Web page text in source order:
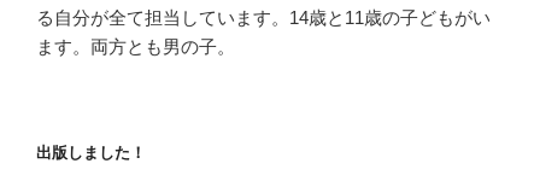
る自分が全て担当しています。14歳と11歳の子どもがい
ます。両方とも男の子。
出版しました！